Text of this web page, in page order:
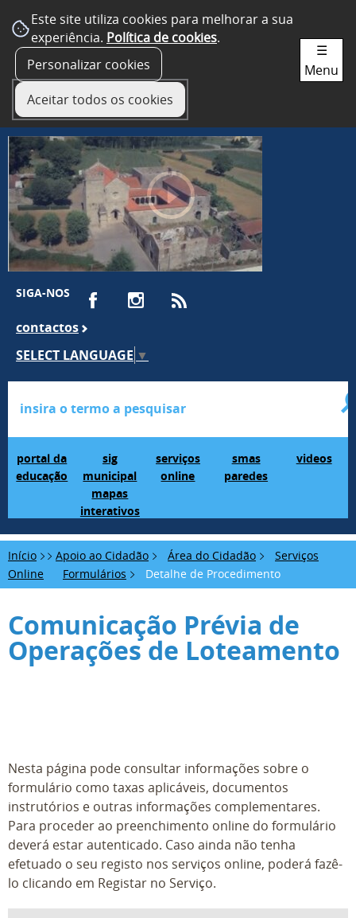
Este site utiliza cookies para melhorar a sua
experiência. Política de cookies.
Personalizar cookies
Aceitar todos os cookies
SIGA-NOS
contactos
SELECT LANGUAGE ▼
portal da
educação
sig
municipal
mapas
interativos
serviços
online
smas
paredes
videos
☰
Menu
Início Apoio ao Cidadão Área do Cidadão
Serviços
Online
Formulários Detalhe de Procedimento
Comunicação Prévia de
Operações de Loteamento
Nesta página pode consultar informações sobre o
formulário como taxas aplicáveis, documentos
instrutórios e outras informações complementares.
Para proceder ao preenchimento online do formulário
deverá estar autenticado. Caso ainda não tenha
efetuado o seu registo nos serviços online, poderá fazê-
lo clicando em Registar no Serviço.